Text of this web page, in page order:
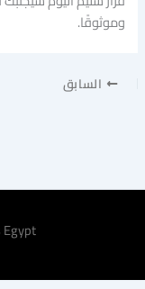
وموثوقًا.
السابق
Egypt